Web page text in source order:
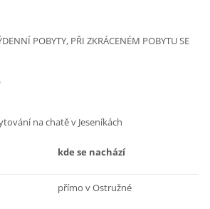
POBYTY, PŘI ZKRÁCENÉM POBYTU SE
na chatě v Jeseníkách
kde se nachází
přímo v Ostružné